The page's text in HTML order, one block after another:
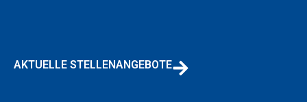
AKTUELLE STELLENANGEBOTE